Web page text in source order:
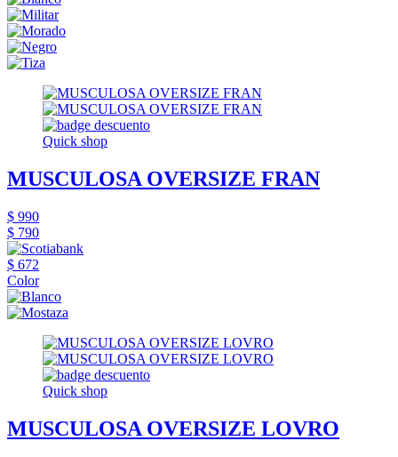
Quick shop
MUSCULOSA OVERSIZE FRAN
$ 990
$ 790
$ 672
Color
Quick shop
MUSCULOSA OVERSIZE LOVRO